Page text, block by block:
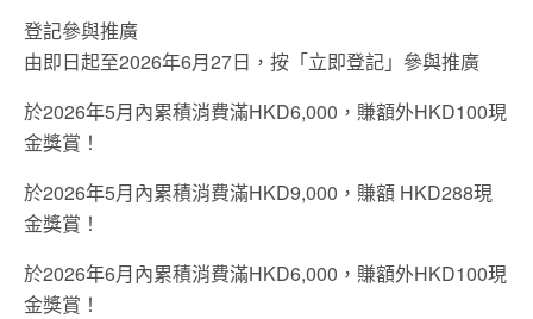
登記參與推廣
由即日起至2026年6月27日，按「立即登記」參與推廣
於2026年5月內累積消費滿HKD6,000，賺額外HKD100現
金獎賞！
於2026年5月內累積消費滿HKD9,000，賺額 HKD288現
金獎賞！
於2026年6月內累積消費滿HKD6,000，賺額外HKD100現
金獎賞！